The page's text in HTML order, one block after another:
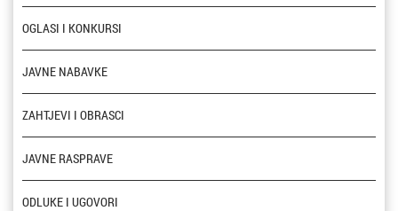
OGLASI I KONKURSI
JAVNE NABAVKE
ZAHTJEVI I OBRASCI
JAVNE RASPRAVE
ODLUKE I UGOVORI